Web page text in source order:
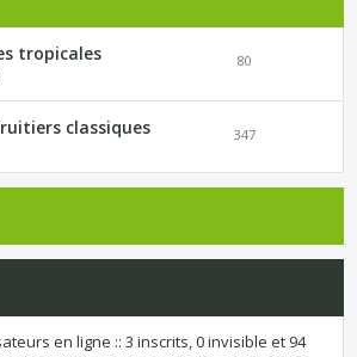
tropicales 80
classiques 347
en ligne :: 3 inscrits, 0 invisible et 94